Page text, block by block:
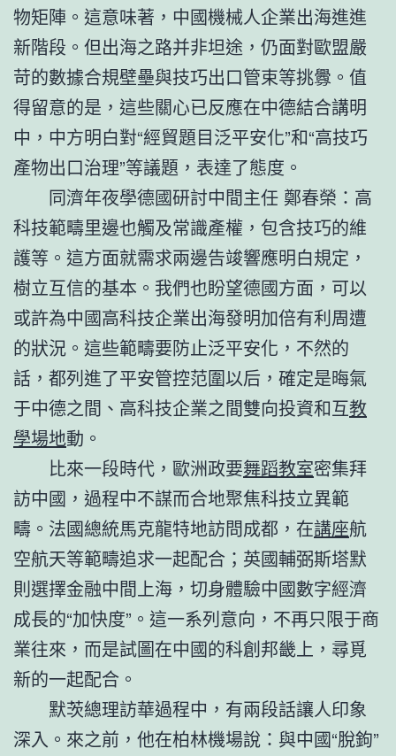
物矩陣。這意味著，中國機械人企業出海進進
新階段。但出海之路并非坦途，仍面對歐盟嚴
苛的數據合規壁壘與技巧出口管束等挑釁。值
得留意的是，這些關心已反應在中德結合講明
中，中方明白對“經貿題目泛平安化”和“高技巧
產物出口治理”等議題，表達了態度。
同濟年夜學德國研討中間主任 鄭春榮：高
科技範疇里邊也觸及常識產權，包含技巧的維
護等。這方面就需求兩邊告竣響應明白規定，
樹立互信的基本。我們也盼望德國方面，可以
或許為中國高科技企業出海發明加倍有利周遭
的狀況。這些範疇要防止泛平安化，不然的
話，都列進了平安管控范圍以后，確定是晦氣
于中德之間、高科技企業之間雙向投資和互教
學場地動。
比來一段時代，歐洲政要舞蹈教室密集拜
訪中國，過程中不謀而合地聚焦科技立異範
疇。法國總統馬克龍特地訪問成都，在講座航
空航天等範疇追求一起配合；英國輔弼斯塔默
則選擇金融中間上海，切身體驗中國數字經濟
成長的“加快度”。這一系列意向，不再只限于商
業往來，而是試圖在中國的科創邦畿上，尋覓
新的一起配合。
默茨總理訪華過程中，有兩段話讓人印象
深入。來之前，他在柏林機場說：與中國“脫鉤”